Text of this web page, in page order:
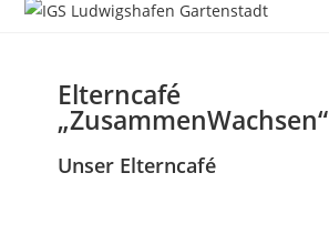
Elterncafé
„ZusammenWachsen“
Unser Elterncafé